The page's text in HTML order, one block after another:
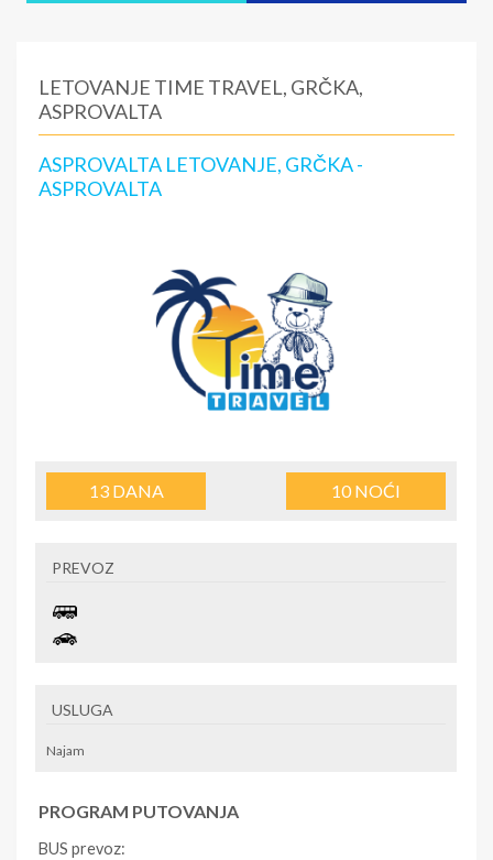
LETOVANJE TIME TRAVEL, GRČKA,
ASPROVALTA
ASPROVALTA LETOVANJE, GRČKA -
ASPROVALTA
13DANA 10NOĆI
PREVOZ
USLUGA
Najam
PROGRAM PUTOVANJA
BUS prevoz: